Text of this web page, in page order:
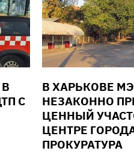
С
В ХАРЬКОВЕ
НЕЗАКОННО
ЦЕННЫЙ
ЦЕНТРЕ
ПРОКУРАТУРА